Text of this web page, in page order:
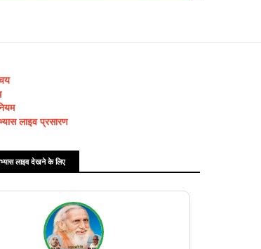
लाइव प्रसारण
लाइव देखने के लिए